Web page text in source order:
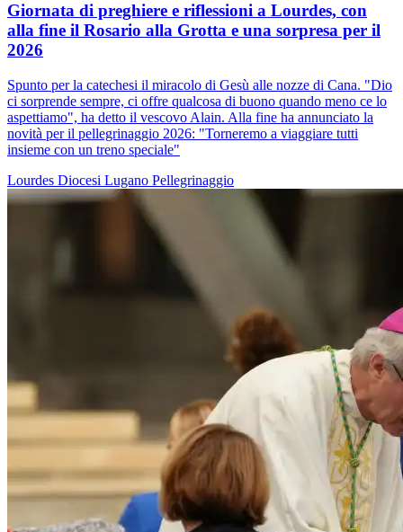
Giornata di preghiere e riflessioni a Lourdes, con
alla fine il Rosario alla Grotta e una sorpresa per il
2026
Spunto per la catechesi il miracolo di Gesù alle nozze di Cana. "Dio
ci sorprende sempre, ci offre qualcosa di buono quando meno ce lo
aspettiamo", ha detto il vescovo Alain. Alla fine ha annunciato la
novità per il pellegrinaggio 2026: "Torneremo a viaggiare tutti
insieme con un treno speciale"
Lourdes Diocesi Lugano Pellegrinaggio